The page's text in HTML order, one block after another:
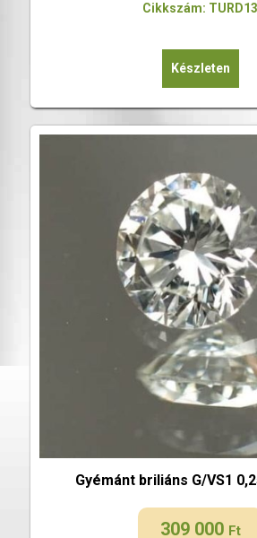
Cikkszám: TURD13
Készleten
Gyémánt briliáns G/VS1
309 000 Ft